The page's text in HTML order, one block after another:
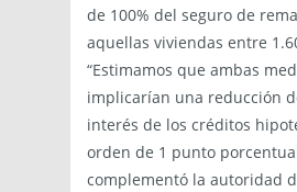
de 100% del seguro de
aquellas viviendas entre
“Estimamos que ambas
implicarían una reducción
interés de los créditos
orden de 1 punto
complementó la autoridad